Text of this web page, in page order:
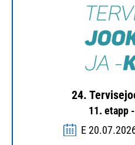
24.
11. etapp
E